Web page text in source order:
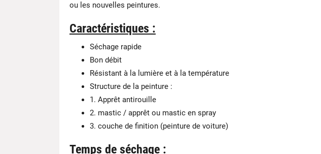
ou les nouvelles peintures.
Caractéristiques :
Séchage rapide
Bon débit
Résistant à la lumière et à la température
Structure de la peinture :
1. Apprêt antirouille
2. mastic / apprêt ou mastic en spray
3. couche de finition (peinture de voiture)
Temps de séchage :